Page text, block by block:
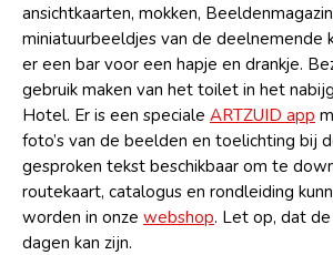
ansichtkaarten, mokken,
miniatuurbeeldjes van de deelnemende
er een bar voor een hapje en drankje.
gebruik maken van het toilet in het
Hotel. Er is een speciale ARTZUID app
foto’s van de beelden en toelichting bij
gesproken tekst beschikbaar om te
routekaart, catalogus en rondleiding
worden in onze webshop. Let op, dat
dagen kan zijn.